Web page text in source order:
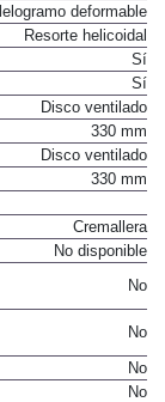
deformable
Resorte helicoidal
Sí
Sí
Disco ventilado
330 mm
Disco ventilado
330 mm
Cremallera
No disponible
No
No
No
No